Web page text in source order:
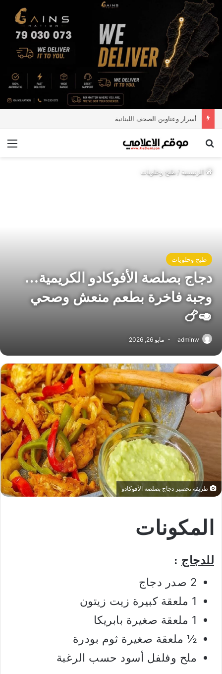
أسرار وعناوين الصحف اللبنانية
بحث عن
الرئيسية/طبخ وحلويات
طبخ وحلويات
دجاج بصلصة الأفوكادو الكريمية…
وجبة فاخرة بطعم منعش وصحي
🥑🍗
adminw مايو 26, 2026
طريقة تحضير دجاج بصلصة الأفوكادو
المكونات
للدجاج :
2 صدر دجاج
1 ملعقة كبيرة زيت زيتون
1 ملعقة صغيرة بابريكا
½ ملعقة صغيرة ثوم بودرة
ملح وفلفل أسود حسب الرغبة